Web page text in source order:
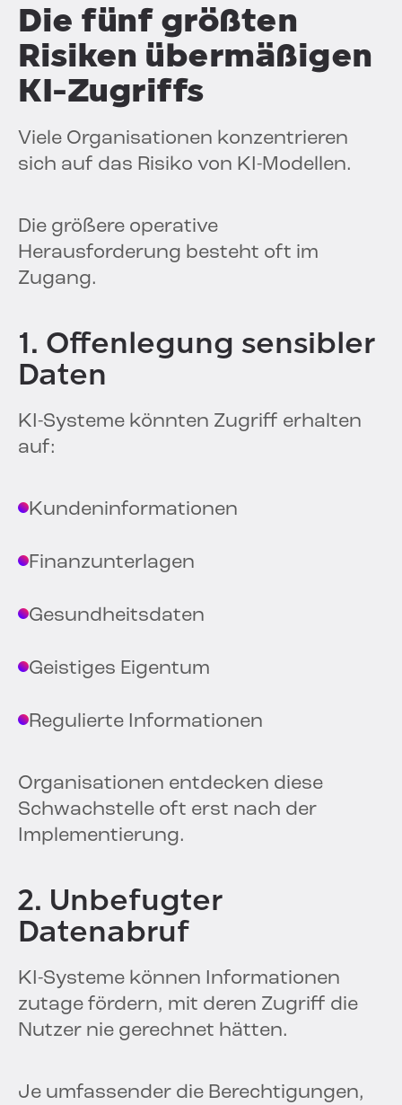
Die fünf größten
Risiken übermäßigen
KI-Zugriffs
Viele Organisationen konzentrieren
sich auf das Risiko von KI-Modellen.
Die größere operative
Herausforderung besteht oft im
Zugang.
1. Offenlegung sensibler
Daten
KI-Systeme könnten Zugriff erhalten
auf:
Kundeninformationen
Finanzunterlagen
Gesundheitsdaten
Geistiges Eigentum
Regulierte Informationen
Organisationen entdecken diese
Schwachstelle oft erst nach der
Implementierung.
2. Unbefugter
Datenabruf
KI-Systeme können Informationen
zutage fördern, mit deren Zugriff die
Nutzer nie gerechnet hätten.
Je umfassender die Berechtigungen,